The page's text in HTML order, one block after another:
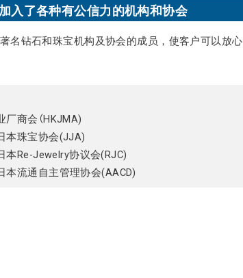
入了各种有公信力的机构和协会
名钻石和珠宝机构及协会的成员，使客户可以放心
商会（HKJMA)
本珠宝协会(JJA)
Re-Jewelry协议会(RJC)
流通自主管理协会(AACD)